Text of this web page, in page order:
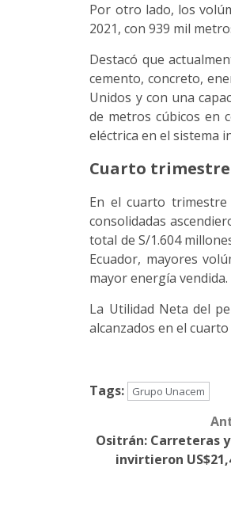
Por otro lado, los
2021, con 939 mil
Destacó que
cemento, concreto,
Unidos y con una
de metros cúbicos en
eléctrica en el sistema
Cuarto trimestre
En el cuarto
consolidadas
total de S/1.604
Ecuador, mayores
mayor energía vendida.
La Utilidad Neta del
alcanzados en el
Tags: Grupo Unacem
navigation
Ositrán: Carreteras
invirtieron